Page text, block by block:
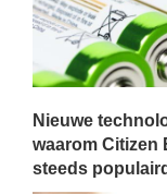
Nieuwe
waarom Citizen
steeds